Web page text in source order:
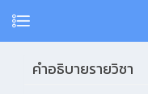
คำอธิบายรายวิชา